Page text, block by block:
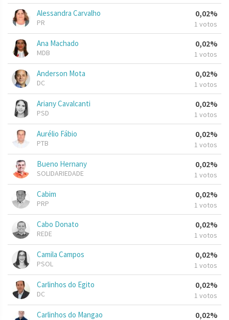
Alessandra Carvalho
PR
0,02%
1 votos
Ana Machado
MDB
0,02%
1 votos
Anderson Mota
DC
0,02%
1 votos
Ariany Cavalcanti
PSD
0,02%
1 votos
Aurélio Fábio
PTB
0,02%
1 votos
Bueno Hernany
SOLIDARIEDADE
0,02%
1 votos
Cabim
PRP
0,02%
1 votos
Cabo Donato
REDE
0,02%
1 votos
Camila Campos
PSOL
0,02%
1 votos
Carlinhos do Egito
DC
0,02%
1 votos
Carlinhos do Mangao 0,02%